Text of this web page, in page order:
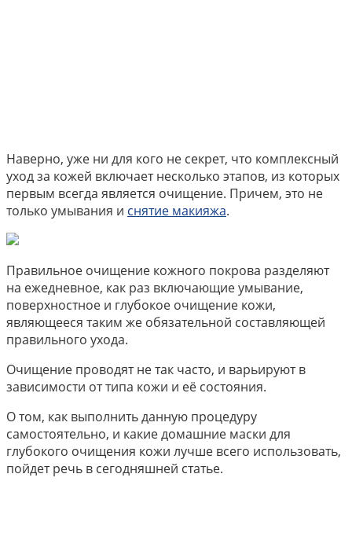
Наверно, уже ни для кого не секрет, что комплексный
уход за кожей включает несколько этапов, из которых
первым всегда является очищение. Причем, это не
только умывания и снятие макияжа.
Правильное очищение кожного покрова разделяют
на ежедневное, как раз включающие умывание,
поверхностное и глубокое очищение кожи,
являющееся таким же обязательной составляющей
правильного ухода.
Очищение проводят не так часто, и варьируют в
зависимости от типа кожи и её состояния.
О том, как выполнить данную процедуру
самостоятельно, и какие домашние маски для
глубокого очищения кожи лучше всего использовать,
пойдет речь в сегодняшней статье.